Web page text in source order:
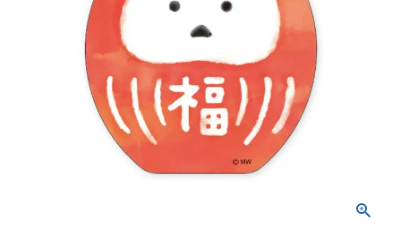
ようこそ
ツンダちゃん ウサコレフレンズ
一期一会 その他
モバイル
アイテム
MWステッカー セレクション
にっぽんいっぱい だるま